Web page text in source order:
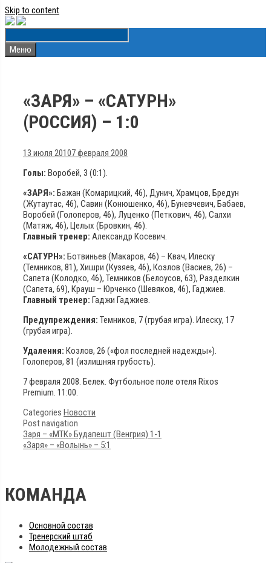
Skip to content
Меню
«ЗАРЯ» – «САТУРН»
(РОССИЯ) – 1:0
13 июля 20107 февраля 2008
Голы: Воробей, 3 (0:1).
«ЗАРЯ»: Бажан (Комарицкий, 46), Дунич, Храмцов, Бредун
(Жутаутас, 46), Савин (Конюшенко, 46), Буневчевич, Бабаев,
Воробей (Голоперов, 46), Луценко (Петкович, 46), Салхи
(Матяж, 46), Целых (Бровкин, 46).
Главный тренер: Александр Косевич.
«САТУРН»: Ботвиньев (Макаров, 46) – Квач, Илеску
(Темников, 81), Хишри (Кузяев, 46), Козлов (Васиев, 26) –
Сапета (Колодко, 46), Темников (Белоусов, 63), Разделкин
(Сапета, 69), Крауш – Юрченко (Шевяков, 46), Гаджиев.
Главный тренер: Гаджи Гаджиев.
Предупреждения: Темников, 7 (грубая игра). Илеску, 17
(грубая игра).
Удаления: Козлов, 26 («фол последней надежды»).
Голоперов, 81 (излишняя грубость).
7 февраля 2008. Белек. Футбольное поле отеля Rixos
Premium. 11:00.
Categories Новости
Post navigation
Заря – «МТК» Будапешт (Венгрия) 1-1
«Заря» – «Волынь» – 5:1
КОМАНДА
Основной состав
Тренерский штаб
Молодежный состав